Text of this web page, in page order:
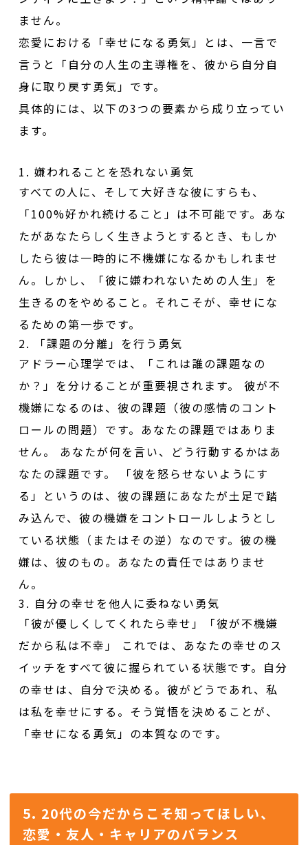
ません。
恋愛における「幸せになる勇気」とは、一言で
言うと「自分の人生の主導権を、彼から自分自
身に取り戻す勇気」です。
具体的には、以下の3つの要素から成り立ってい
ます。
1. 嫌われることを恐れない勇気
すべての人に、そして大好きな彼にすらも、
「100%好かれ続けること」は不可能です。あな
たがあなたらしく生きようとするとき、もしか
したら彼は一時的に不機嫌になるかもしれませ
ん。しかし、「彼に嫌われないための人生」を
生きるのをやめること。それこそが、幸せにな
るための第一歩です。
2. 「課題の分離」を行う勇気
アドラー心理学では、「これは誰の課題なの
か？」を分けることが重要視されます。 彼が不
機嫌になるのは、彼の課題（彼の感情のコント
ロールの問題）です。あなたの課題ではありま
せん。 あなたが何を言い、どう行動するかはあ
なたの課題です。 「彼を怒らせないようにす
る」というのは、彼の課題にあなたが土足で踏
み込んで、彼の機嫌をコントロールしようとし
ている状態（またはその逆）なのです。彼の機
嫌は、彼のもの。あなたの責任ではありませ
ん。
3. 自分の幸せを他人に委ねない勇気
「彼が優しくしてくれたら幸せ」「彼が不機嫌
だから私は不幸」 これでは、あなたの幸せのス
イッチをすべて彼に握られている状態です。自分
の幸せは、自分で決める。彼がどうであれ、私
は私を幸せにする。そう覚悟を決めることが、
「幸せになる勇気」の本質なのです。
5. 20代の今だからこそ知ってほしい、
恋愛・友人・キャリアのバランス